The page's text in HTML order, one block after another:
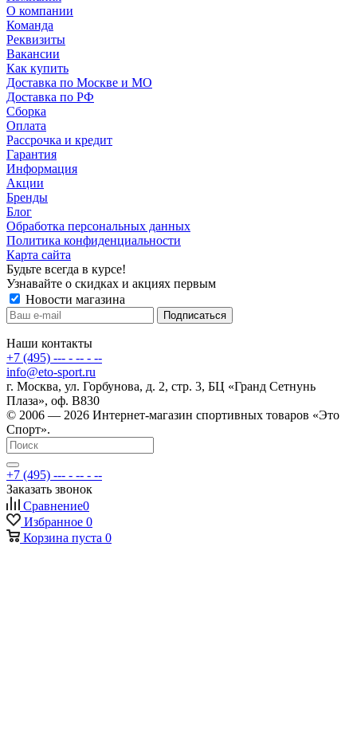
О компании
Команда
Реквизиты
Вакансии
Как купить
Доставка по Москве и МО
Доставка по РФ
Сборка
Оплата
Рассрочка и кредит
Гарантия
Информация
Акции
Бренды
Блог
Обработка персональных данных
Политика конфиденциальности
Карта сайта
Будьте всегда в курсе!
Узнавайте о скидках и акциях первым
Новости магазина
Наши контакты
+7 (495) --- - -- - --
info@eto-sport.ru
г. Москва, ул. Горбунова, д. 2, стр. 3, БЦ «Гранд Сетнунь
Плаза», оф. В830
© 2006 — 2026 Интернет-магазин спортивных товаров «Это
Спорт».
+7 (495) --- - -- - --
Заказать звонок
Сравнение0
Избранное 0
Корзина пуста 0